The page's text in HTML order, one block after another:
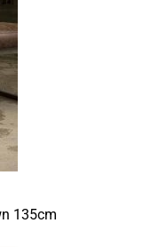
135cm